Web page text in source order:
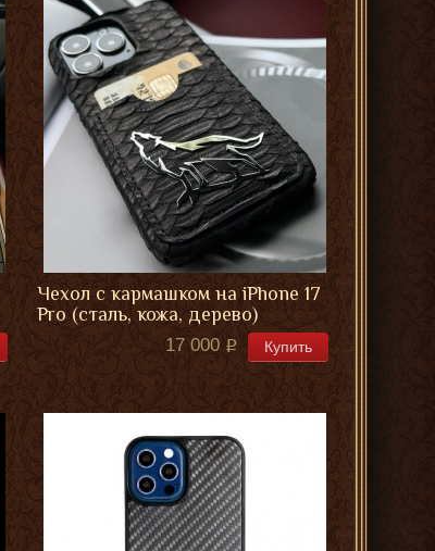
Чехол с кармашком на iPhone 17
Pro (сталь, кожа, дерево)
17 000 Купить